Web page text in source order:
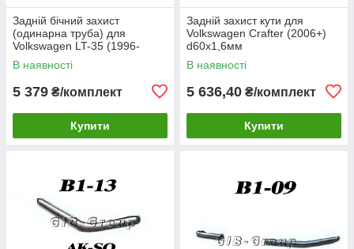
Задній бічний захист
(одинарна труба) для
Volkswagen LT-35 (1996-
2006) d60х1,6мм
В наявності
5 379 ₴/комплект
Купити
Задній захист кути для
Volkswagen Crafter (2006+)
d60х1,6мм
В наявності
5 636,40 ₴/комплект
Купити